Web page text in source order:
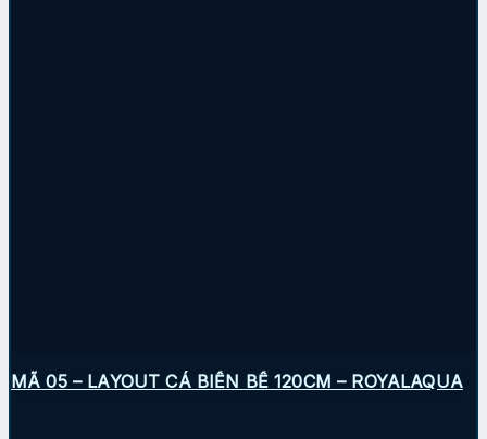
MÃ 05 – LAYOUT CÁ BIỂN BỂ 120CM – ROYALAQUA